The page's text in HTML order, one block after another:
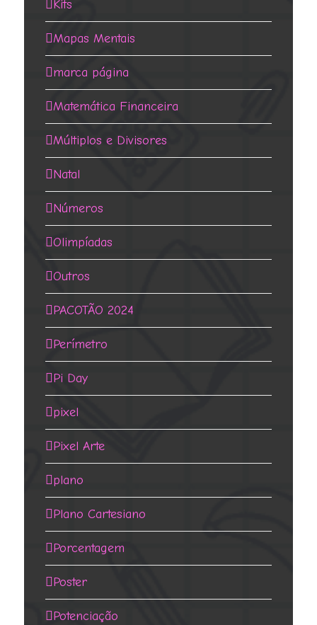
Kits
Mapas Mentais
marca página
Matemática Financeira
Múltiplos e Divisores
Natal
Números
Olimpíadas
Outros
PACOTÃO 2024
Perímetro
Pi Day
pixel
Pixel Arte
plano
Plano Cartesiano
Porcentagem
Poster
Potenciação